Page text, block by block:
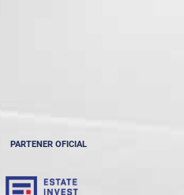
PARTENER OFICIAL